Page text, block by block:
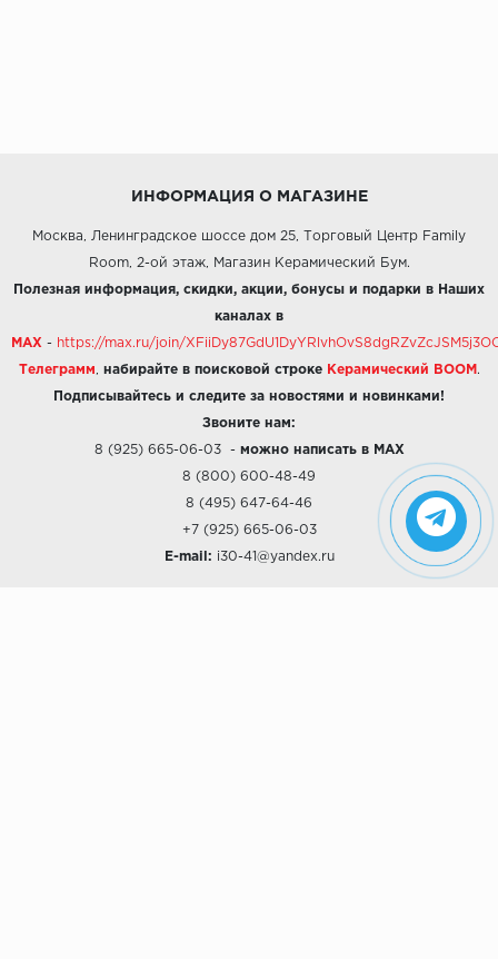
ИНФОРМАЦИЯ О МАГАЗИНЕ
Москва, Ленинградское шоссе дом 25, Торговый Центр Family
Room, 2-ой этаж, Магазин Керамический Бум.
Полезная информация, скидки, акции, бонусы и подарки в Наших
каналах в
MAX - https://max.ru/join/
Телеграмм набирайте в поисковой строке Керамический BOOM .
Подписывайтесь и следите за новостями и новинками!
Звоните нам:
8 (925) 665-06-03- можно написать в MAX
8 (800) 600-48-49
8 (495) 647-64-46
+7 (925) 665-06-03
E-mail: i30-41@yandex.ru